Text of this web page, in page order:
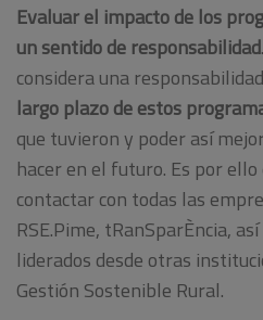
Evaluar el impacto de los
un sentido de responsabilidad
considera una responsabilidad
largo plazo de estos
que tuvieron y poder así
hacer en el futuro. Es por
contactar con todas las
RSE.Pime, tRanSparÈncia,
liderados desde otras
Gestión Sostenible Rural.